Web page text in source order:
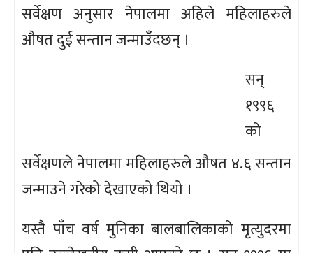
सर्वेक्षण अनुसार नेपालमा अहिले महिलाहरुले
औषत दुई सन्तान जन्माउँदछन् ।
सन्
१९९६
को
सर्वेक्षणले नेपालमा महिलाहरुले औषत ४.६ सन्तान
जन्माउने गरेको देखाएको थियो ।
यस्तै पाँच वर्ष मुनिका बालबालिकाको मृत्युदरमा